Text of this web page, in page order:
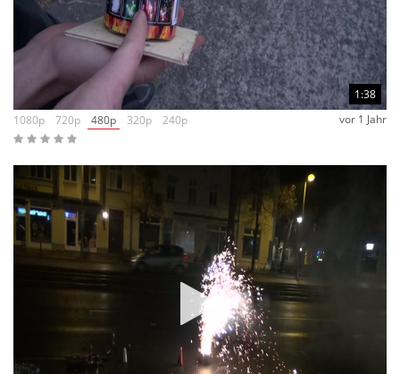
1:38
1080p
720p 480p 320p 240p vor 1 Jahr